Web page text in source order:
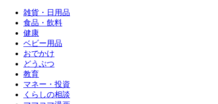
雑貨・日用品
食品・飲料
健康
ベビー用品
おでかけ
どうぶつ
教育
マネー・投資
くらしの相談